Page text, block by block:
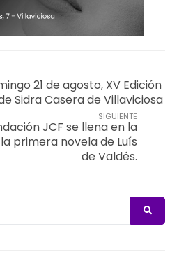
21 de agosto, XV Edición
Sidra Casera de Villaviciosa
SIGUIENTE
JCF se llena en la
primera novela de Luís
de Valdés.